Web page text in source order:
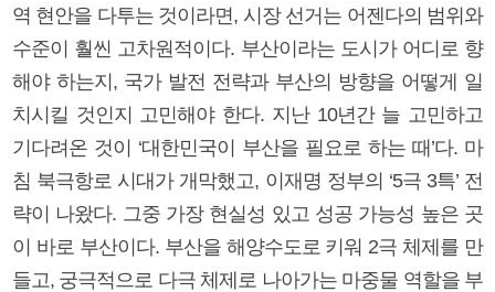
역 현안을 다투는 것이라면, 시장 선거는 어젠다의 범위와
수준이 훨씬 고차원적이다. 부산이라는 도시가 어디로 향
해야 하는지, 국가 발전 전략과 부산의 방향을 어떻게 일
치시킬 것인지 고민해야 한다. 지난 10년간 늘 고민하고
기다려온 것이 ‘대한민국이 부산을 필요로 하는 때’다. 마
침 북극항로 시대가 개막했고, 이재명 정부의 ‘5극 3특’ 전
략이 나왔다. 그중 가장 현실성 있고 성공 가능성 높은 곳
이 바로 부산이다. 부산을 해양수도로 키워 2극 체제를 만
들고, 궁극적으로 다극 체제로 나아가는 마중물 역할을 부